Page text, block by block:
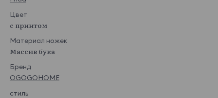
Цвет
с принтом
Материал ножек
Массив бука
Бренд
OGOGOHOME
стиль